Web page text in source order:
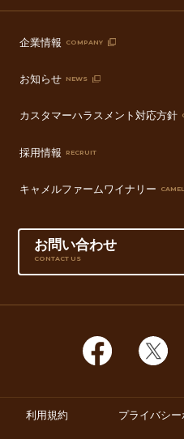
企業情報 COMPANY
お知らせ NEWS
カスタマーハラスメント対応方針
採用情報 RECRUIT
キャメルファームワイナリー
お問い合わせ
CONTACT US
利用規約 プライバシ